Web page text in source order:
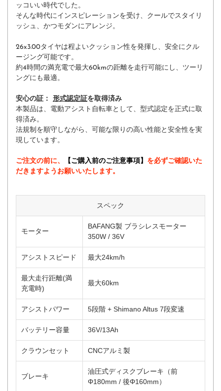
ッコいい時代でした。
そんな時代にインスピレーションを受け、クールでスタイリ
ッシュ、かつモダンにアレンジ。
26x3.00タイヤは程よいクッション性を発揮し、安全にクル
ージング可能です。
約4時間の満充電で最大60kmの距離を走行可能にし、ツーリ
ングにも最適。
安心の証： 形式認定証を取得済み
本製品は、電動アシスト自転車として、型式認定を正式に取
得済み。
法規制を順守しながら、可能な限りの高い性能と安全性を実
現しています。
ご注文の前に、 【ご購入前のご注意事項】 を必ずご確認いた
だきますようお願いいたします。
スペック
モーター
BAFANG製 ブラシレスモーター
350W / 36V
アシストスピード 最大24km/h
最大走行距離(満
充電時)
最大60km
アシストパワー 5段階 + Shimano Altus 7段変速
バッテリー容量 36V/13Ah
クラウンセット CNCアルミ製
ブレーキ
油圧式ディスクブレーキ（前
Φ180mm / 後Φ160mm）